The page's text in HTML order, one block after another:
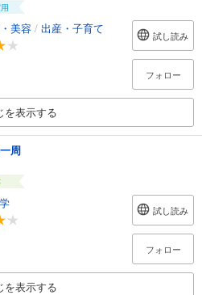
美容 / 出産・子育て
試し読み
フォロー
を表示する
周
試し読み
フォロー
を表示する